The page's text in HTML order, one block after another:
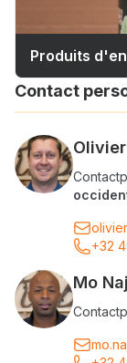
Produits
Contact
+32
Mo